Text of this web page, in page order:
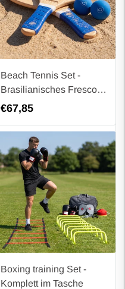
Beach Tennis Set -
Brasilianisches Frescobol
- 2x Bat - 2x Ball - Luxus
Regulärer
Preis
€67,85
Boxing training Set -
Komplett im Tasche